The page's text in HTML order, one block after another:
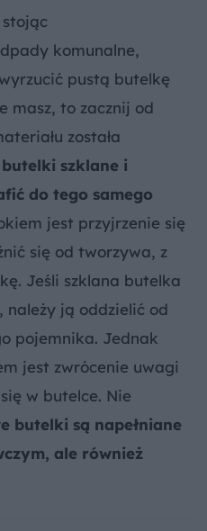
komunalne,
pustą butelkę
masz, to zacznij od
została
butelki szklane i
do tego samego
jest przyjrzenie się
się od tworzywa, z
Jeśli szklana butelka
ją oddzielić od
pojemnika. Jednak
jest zwrócenie uwagi
w butelce. Nie
butelki są napełniane
ale również